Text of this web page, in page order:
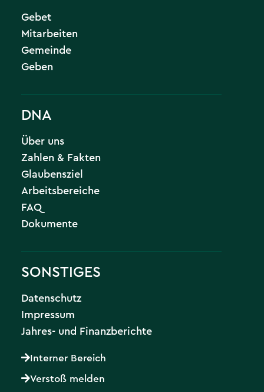
Gebet
Mitarbeiten
Gemeinde
Geben
DNA
Über uns
Zahlen & Fakten
Glaubensziel
Arbeitsbereiche
FAQ
Dokumente
SONSTIGES
Datenschutz
Impressum
Jahres- und Finanzberichte
Interner Bereich
Verstoß melden